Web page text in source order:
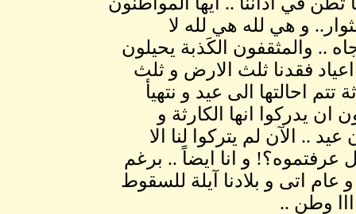
و هي لله هي لله لا
.. والمثقفون الكَذبة يحيلون
فقدنا ثلث الارض و ثلث
تتم احالتها الى عيد و نتهيأ
ان يدركوا انها الكارثة و
.. الآن لم يتركوا لنا الا
عرفتموه؟! و انا ايضاً .. برغم
اتى و بلادنا آيلة للسقوط
وطن ..